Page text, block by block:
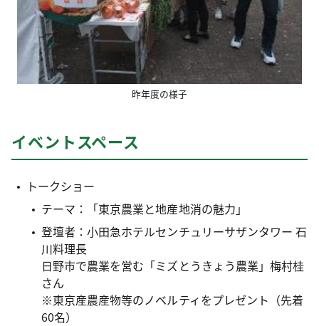
昨年度の様子
イベントスペース
トークショー
テーマ：「東京農業と地産地消の魅力」
登壇者：小田急ホテルセンチュリーサザンタワー 石
川料理長
日野市で農業を営む「ミズとうきょう農業」梅村桂
さん
※東京産農産物等のノベルティをプレゼント（先着
60名）